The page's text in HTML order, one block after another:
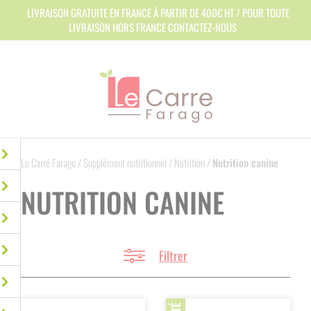
Le Carré Farago /Supplément nutritionnel /Nutrition /Nutrition canine
NUTRITION CANINE
Filtrer
LIVRAISON GRATUITE EN FRANCE À PARTIR DE 400€ HT / POUR TOUTE
LIVRAISON HORS FRANCE CONTACTEZ-NOUS
Panneau de gestion des cookies